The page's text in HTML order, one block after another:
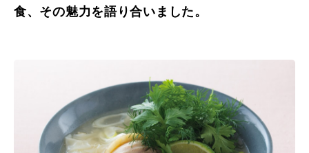
食、その魅力を語り合いました。